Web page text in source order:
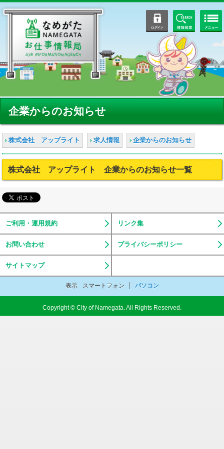
ログイン 情報検索
企業からのお知らせ
株式会社 アップライト 求人情報 企業からのお知らせ
株式会社 アップライト 企業からのお知らせ一覧
ご利用・運用規約 リンク集
お問い合わせ プライバシーポリシー
サイトマップ
表示 スマートフォン パソコン
Copyright © City of Namegata. All Rights Reserved.